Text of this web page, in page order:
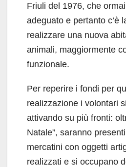
Friuli del 1976, che
adeguato e pertanto c’è
realizzare una nuova
animali, maggiormente
funzionale.
Per reperire i fondi per
realizzazione i volontari
attivando su più fronti:
Natale”, saranno
mercatini con oggetti
realizzati e si occupano